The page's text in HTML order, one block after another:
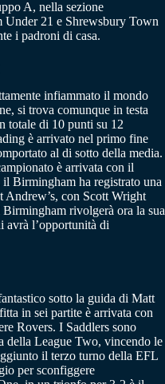
A, nella sezione
Under 21 e Shrewsbury Town
i padroni di casa.
infiammato il mondo
si trova comunque in testa
totale di 10 punti su 12
è arrivato nel primo fine
al di sotto della media.
è arrivata con il
Birmingham ha registrato una
con Scott Wright
rivolgerà ora la sua
avrà l’opportunità di
sotto la guida di Matt
in sei partite è arrivata con
Rovers. I Saddlers sono
della League Two, vincendo le
il terzo turno della EFL
per sconfiggere